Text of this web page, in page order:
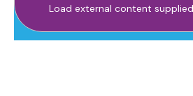
Load external content